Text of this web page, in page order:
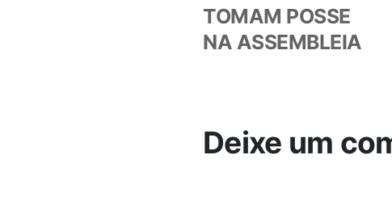
TOMAM POSSE
NA ASSEMBLEIA
Deixe um